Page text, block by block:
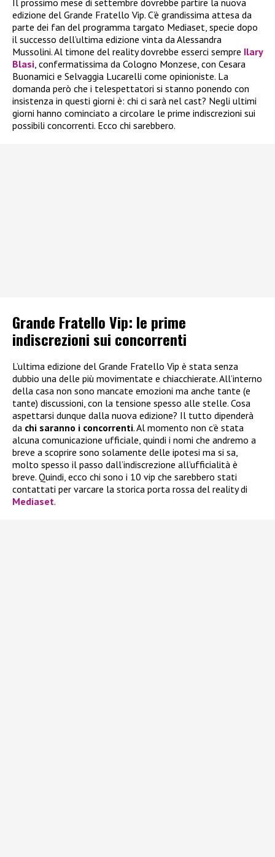
edizione del Grande Fratello Vip. C’è grandissima attesa da
parte dei fan del programma targato Mediaset, specie dopo
il successo dell’ultima edizione vinta da Alessandra
Mussolini. Al timone del reality dovrebbe esserci sempre Ilary
Blasi , confermatissima da Cologno Monzese, con Cesara
Buonamici e Selvaggia Lucarelli come opinioniste. La
domanda però che i telespettatori si stanno ponendo con
insistenza in questi giorni è: chi ci sarà nel cast? Negli ultimi
giorni hanno cominciato a circolare le prime indiscrezioni sui
possibili concorrenti. Ecco chi sarebbero.
Grande Fratello Vip: le prime
indiscrezioni sui concorrenti
L’ultima edizione del Grande Fratello Vip è stata senza
dubbio una delle più movimentate e chiacchierate. All’interno
della casa non sono mancate emozioni ma anche tante (e
tante) discussioni, con la tensione spesso alle stelle. Cosa
aspettarsi dunque dalla nuova edizione? Il tutto dipenderà
da chi saranno i concorrenti. Al momento non c’è stata
alcuna comunicazione ufficiale, quindi i nomi che andremo a
breve a scoprire sono solamente delle ipotesi ma si sa,
molto spesso il passo dall’indiscrezione all’ufficialità è
breve. Quindi, ecco chi sono i 10 vip che sarebbero stati
contattati per varcare la storica porta rossa del reality di
Mediaset.